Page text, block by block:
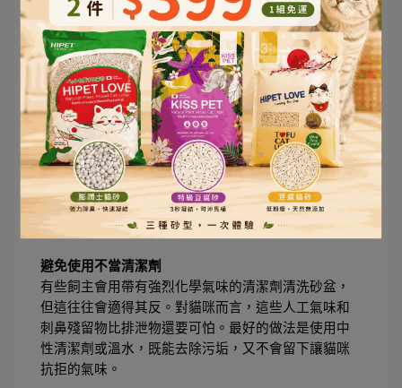
兩隻貓建議準備三個砂盆，讓每隻貓都有選擇權。至
於大小，太小的砂盆會讓貓咪無法自由轉身，尤其大
體型貓咪會感覺壓迫。通常砂盆長度至少要達到貓咪
身長的 1.5 倍，牠才會覺得舒適。
清潔頻率
再好的貓砂，也需要良好的清潔習慣來維持。貓咪對
氣味非常敏感，如果砂盆長時間沒有清理，殘留的尿
騷味或糞便味會讓牠們選擇繞道而行。建議每天至少
鏟屎 1～2 次，並且依照貓砂種類，每 1～2 週更換一
次新砂。同時，砂盆本身也要定期清洗，避免細菌滋
生。
避免使用不當清潔劑
有些飼主會用帶有強烈化學氣味的清潔劑清洗砂盆，
但這往往會適得其反。對貓咪而言，這些人工氣味和
刺鼻殘留物比排泄物還要可怕。最好的做法是使用中
性清潔劑或溫水，既能去除污垢，又不會留下讓貓咪
抗拒的氣味。